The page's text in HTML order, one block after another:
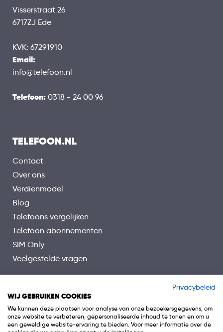
Visserstraat 26
6717ZJ Ede
KVK: 67291910
Email:
info@telefoon.nl
Telefoon: 0318 - 24 00 96
TELEFOON.NL
Contact
Over ons
Verdienmodel
Blog
Telefoons vergelijken
Telefoon abonnementen
SIM Only
Veelgestelde vragen
Privacybeleid
WIJ GEBRUIKEN COOKIES
We kunnen deze plaatsen voor analyse van onze bezoekersgegevens, om
onze website te verbeteren, gepersonaliseerde inhoud te tonen en om u
een geweldige website-ervaring te bieden. Voor meer informatie over de